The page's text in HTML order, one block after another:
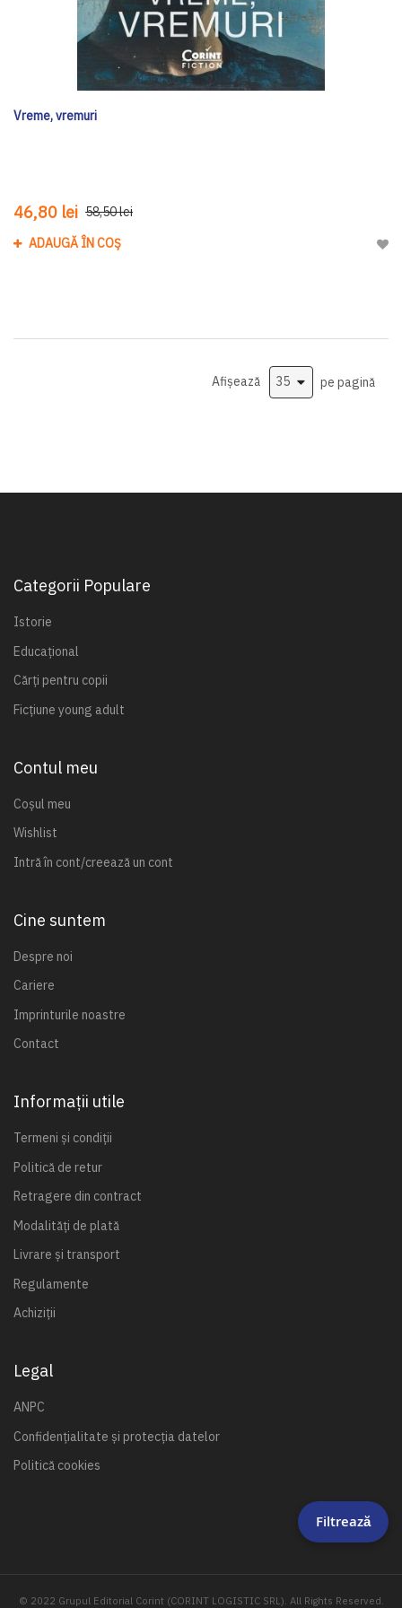
Vreme, vremuri
46,80 lei 58,50 lei
ADAUGĂ ÎN COȘ
Afișează pe pagină
Categorii Populare
Istorie
Educațional
Cărți pentru copii
Ficțiune young adult
Contul meu
Coșul meu
Wishlist
Intră în cont/creează un cont
Cine suntem
Despre noi
Cariere
Imprinturile noastre
Contact
Informații utile
Termeni și condiții
Politică de retur
Retragere din contract
Modalități de plată
Livrare și transport
Regulamente
Achiziții
Legal
ANPC
Confidențialitate și protecția datelor
Politică cookies
© 2022 Grupul Editorial Corint (CORINT LOGISTIC SRL). All Rights Reserved.
Filtrează